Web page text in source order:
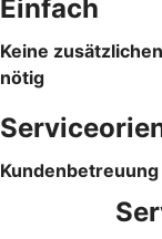
Einfach
Keine
nötig